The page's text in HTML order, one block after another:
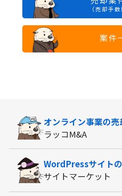
（売却手
案件
オンライン事業の売
ラッコM&A
WordPressサイト
サイトマーケット